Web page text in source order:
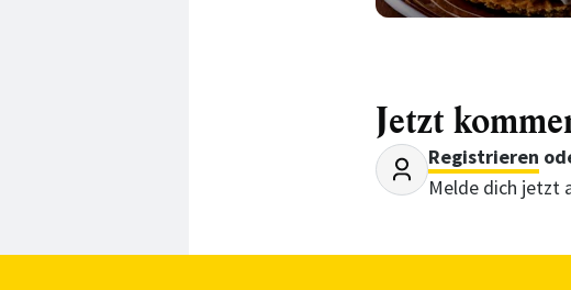
Jetzt
Registrieren
Melde dich jetzt